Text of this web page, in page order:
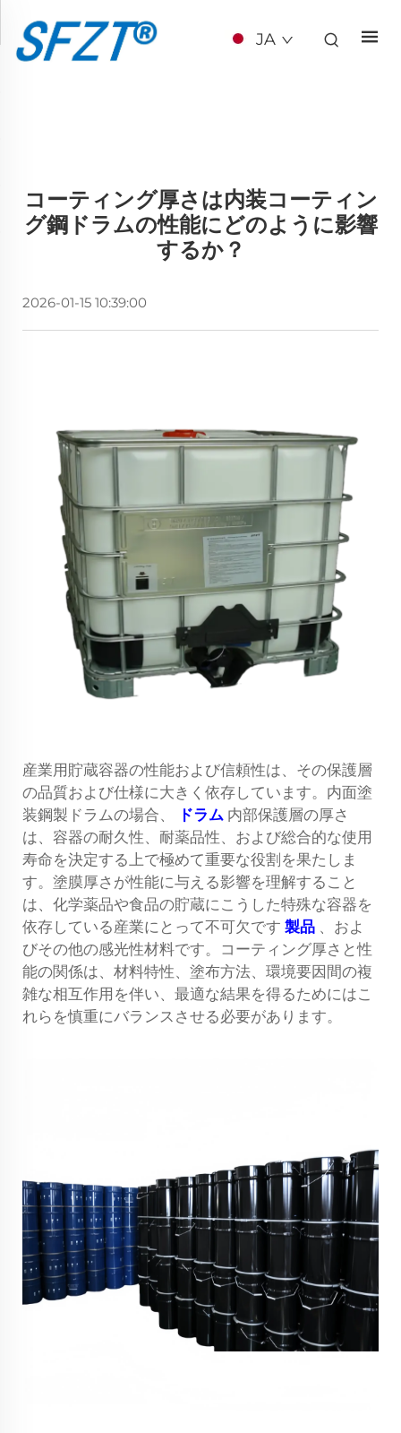
JA
コーティング厚さは内装コーティン
グ鋼ドラムの性能にどのように影響
するか？
2026-01-15 10:39:00
産業用貯蔵容器の性能および信頼性は、その保護層
の品質および仕様に大きく依存しています。内面塗
装鋼製ドラムの場合、
ドラム 内部保護層の厚さ
は、容器の耐久性、耐薬品性、および総合的な使用
寿命を決定する上で極めて重要な役割を果たしま
す。塗膜厚さが性能に与える影響を理解すること
は、化学薬品や食品の貯蔵にこうした特殊な容器を
依存している産業にとって不可欠です 製品 、およ
びその他の感光性材料です。コーティング厚さと性
能の関係は、材料特性、塗布方法、環境要因間の複
雑な相互作用を伴い、最適な結果を得るためにはこ
れらを慎重にバランスさせる必要があります。